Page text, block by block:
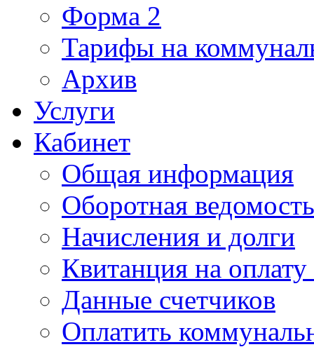
Форма 2
Тарифы на
Архив
Услуги
Кабинет
Общая информация
Оборотная ведомость
Начисления и долги
Квитанция на
Данные счетчиков
Оплатить